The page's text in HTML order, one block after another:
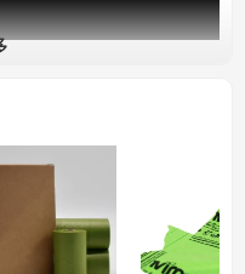
寸、卷装和带提手三种规
袋的绝佳替代品。TORISE
物制成。
您的不同需求。